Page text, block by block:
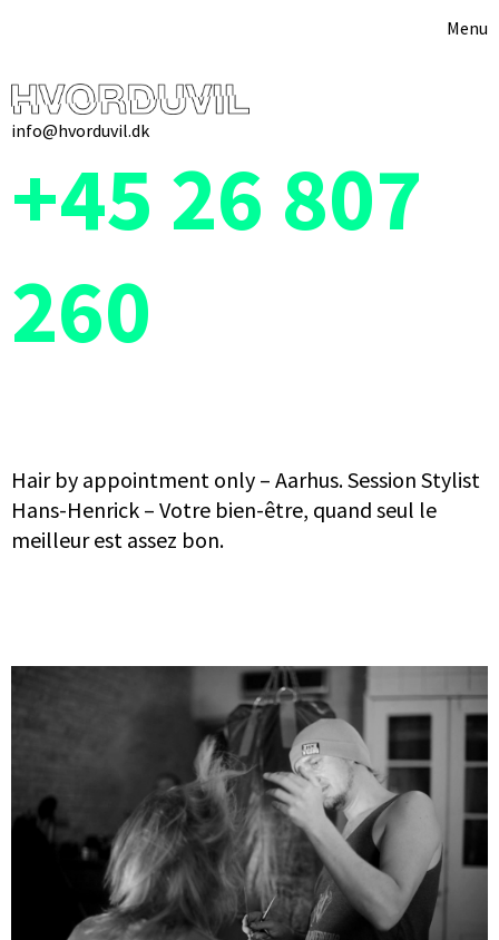
Menu
info@hvorduvil.dk
+45 26 807
260
Hair by appointment only – Aarhus. Session Stylist
Hans-Henrick – Votre bien-être, quand seul le
meilleur est assez bon.